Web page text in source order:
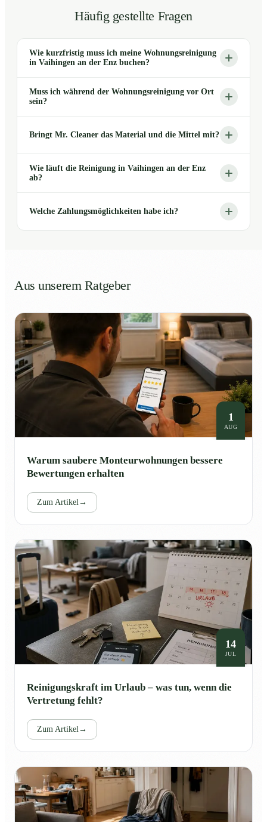
Häufig gestellte Fragen
Wie kurzfristig muss ich meine Wohnungsreinigung
in Vaihingen an der Enz buchen?
Muss ich während der Wohnungsreinigung vor Ort
sein?
Bringt Mr. Cleaner das Material und die Mittel mit?
Wie läuft die Reinigung in Vaihingen an der Enz
ab?
Welche Zahlungsmöglichkeiten habe ich?
Aus unserem Ratgeber
1
AUG
Warum saubere Monteurwohnungen bessere
Bewertungen erhalten
Zum Artikel→
14
JUL
Reinigungskraft im Urlaub – was tun, wenn die
Vertretung fehlt?
Zum Artikel→